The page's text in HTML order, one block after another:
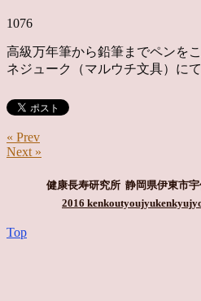
1076
高級万年筆から鉛筆までペンを
ネジューク（マルウチ文具）にて
« Prev
Next »
健康長寿研究所 静岡県伊東市宇
2016
Top